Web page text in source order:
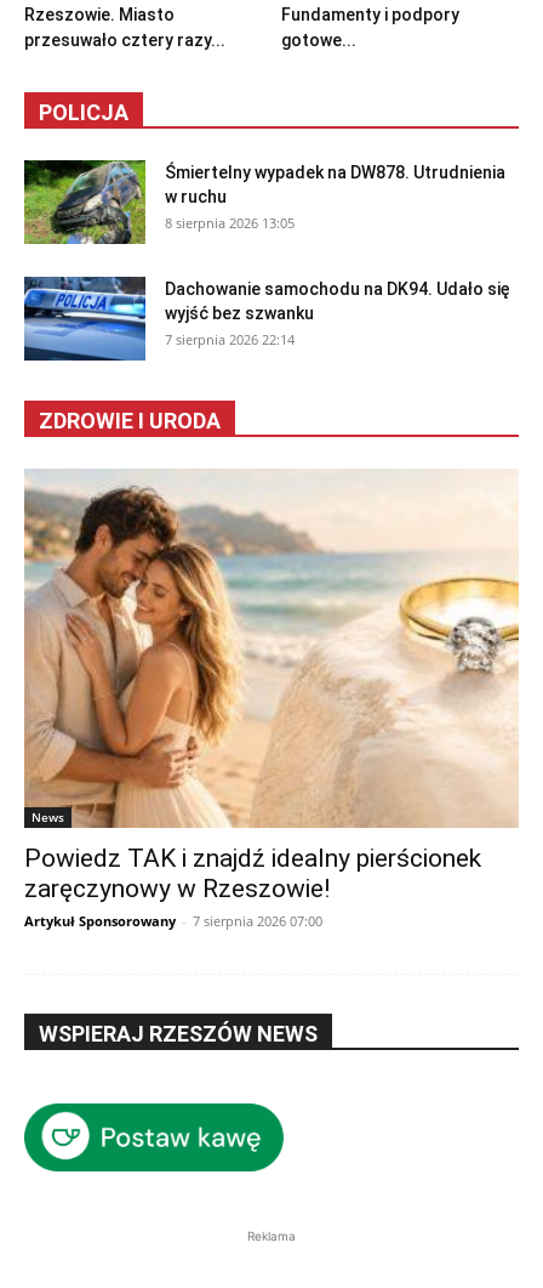
Rzeszowie. Miasto
przesuwało cztery razy...
Fundamenty i podpory
gotowe...
POLICJA
Śmiertelny wypadek na DW878. Utrudnienia
w ruchu
8 sierpnia 2026 13:05
Dachowanie samochodu na DK94. Udało się
wyjść bez szwanku
7 sierpnia 2026 22:14
ZDROWIE I URODA
News
Powiedz TAK i znajdź idealny pierścionek
zaręczynowy w Rzeszowie!
Artykuł Sponsorowany - 7 sierpnia 2026 07:00
WSPIERAJ RZESZÓW NEWS
Reklama